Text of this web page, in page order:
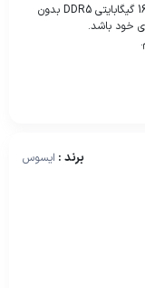
این لپتاپ 16 اینچی با پردازنده Core 5 210H در کنار رم 16 گیگابایتی DDR5 بدون
خود باشد.
برند : ایسوس